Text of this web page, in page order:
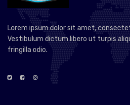
Lorem ipsum dolor sit amet,
Vestibulum dictum libero ut turpis
fringilla odio.